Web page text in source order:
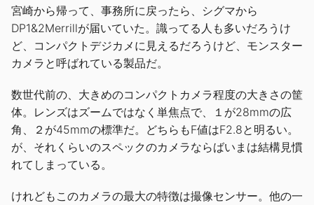
宮崎から帰って、事務所に戻ったら、シグマから
DP1&2Merrillが届いていた。識ってる人も多いだろうけ
ど、コンパクトデジカメに見えるだろうけど、モンスター
カメラと呼ばれている製品だ。
数世代前の、大きめのコンパクトカメラ程度の大きさの筐
体。レンズはズームではなく単焦点で、１が28mmの広
角、２が45mmの標準だ。どちらもF値はF2.8と明るい。
が、それくらいのスペックのカメラならばいまは結構見慣
れてしまっている。
けれどもこのカメラの最大の特徴は撮像センサー。他の一